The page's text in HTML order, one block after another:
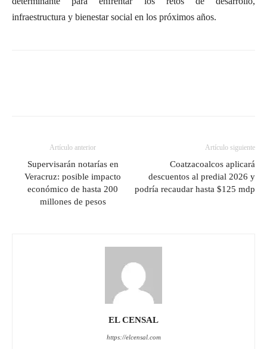
infraestructura y bienestar social en los próximos años.
Artículo anterior
Supervisarán notarías en
Veracruz: posible impacto
económico de hasta 200
millones de pesos
Artículo siguiente
Coatzacoalcos aplicará
descuentos al predial 2026 y
podría recaudar hasta $125 mdp
EL CENSAL
https://elcensal.com